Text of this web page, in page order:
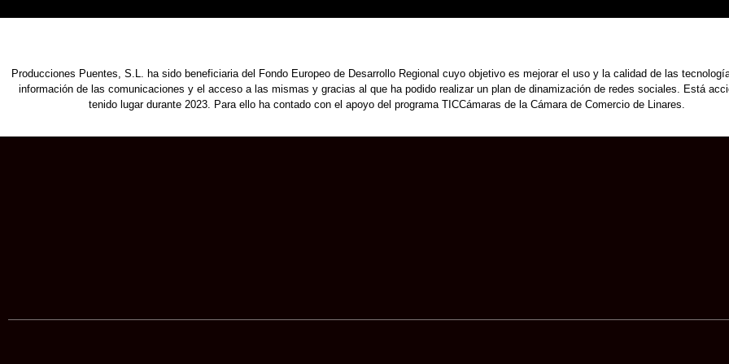
Producciones Puentes, S.L. ha sido beneficiaria del Fondo Europeo de Desarrollo Regional cuyo objetivo es mejorar el uso y la calidad de las
información de las comunicaciones y el acceso a las mismas y gracias al que ha podido realizar un plan de dinamización de redes sociales. Está
tenido lugar durante 2023. Para ello ha contado con el apoyo del programa TICCámaras de la Cámara de Comercio de Linares.